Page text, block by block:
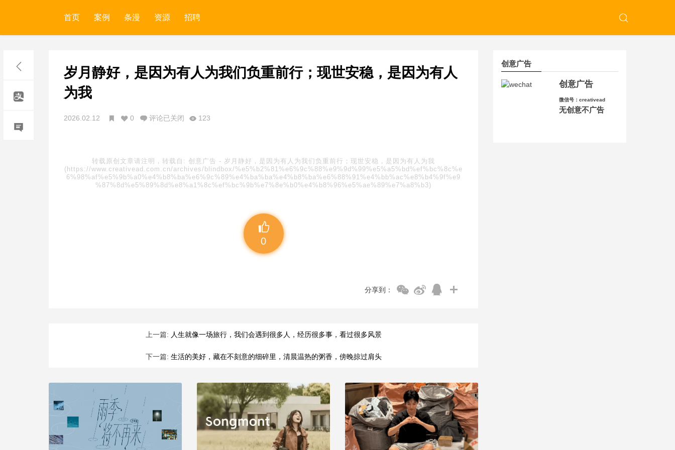
首页 案例 条漫 资源 招聘
岁月静好，是因为有人为我们负重前行；现世安稳，是因为有人
为我
2026.02.12 0 评论已关闭 123
转载原创文章请注明，转载自: 创意广告 - 岁月静好，是因为有人为我们负重前行；现世安稳，是因为有人为我
(https://www.creativead.com.cn/archives/blindbox/%e5%b2%81%e6%9c%88%e9%9d%99%e5%a5%bd%ef%bc%8c%e
6%98%af%e5%9b%a0%e4%b8%ba%e6%9c%89%e4%ba%ba%e4%b8%ba%e6%88%91%e4%bb%ac%e8%b4%9f%e9
%87%8d%e5%89%8d%e8%a1%8c%ef%bc%9b%e7%8e%b0%e4%b8%96%e5%ae%89%e7%a8%b3)
0
分享到：
上一篇: 人生就像一场旅行，我们会遇到很多人，经历很多事，看过很多风景
下一篇: 生活的美好，藏在不刻意的细碎里，清晨温热的粥香，傍晚掠过肩头
创意广告
创意广告
微信号：creativead
无创意不广告